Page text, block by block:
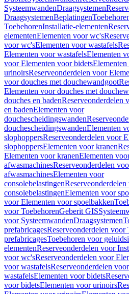
SysteemwandenDraagsystemen
DraagsystemenBeplatingen
ToebehorenInstallatie-elementen
elementenElementen voor wc's
voor wc'sElementen voor wastafels
Elementen voor wastafelsElementen
voor Elementen voor bidets
urinoirsReserveonderdelen voor
voor douches met douchewandgoot
Elementen voor douches met
douches en badenReserveonderdelen
en badenElementen voor
douchescheidingswanden
douchescheidingswandenElementen
slophoppersReserveonderdelen voor
slophoppersElementen voor kranen
Elementen voor kranenElementen
afwasmachinesReserveonderdelen
afwasmachinesElementen voor
consolebelastingen
consolebelastingenElementen voor
voor Elementen voor spoelbakken
voor ToebehorenGeberit GIS
voor SysteemwandenDraagsystemen
prefabricagesReserveonderdelen voor
prefabricagesToebehoren voor
elementenReserveonderdelen voor
voor wc'sReserveonderdelen voor
voor wastafelsReserveonderdelen
wastafelsElementen voor bidets
voor bidetsElementen voor urinoirs